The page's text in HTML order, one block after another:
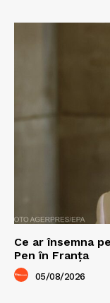
Ce ar însemna
Pen în Franța
05/08/2026